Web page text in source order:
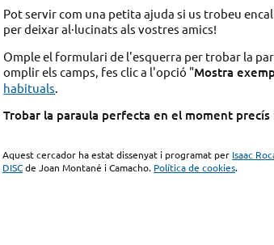
Pot servir com una petita ajuda si us trobeu
per deixar al·lucinats als vostres amics!
Omple el formulari de l'esquerra per trobar la
omplir els camps, fes clic a l'opció "Mostra
habituals
Trobar la paraula perfecta en el moment
Aquest cercador ha estat dissenyat i programat per Isaac
DISCde Joan Montané i Camacho. Política de cookies.